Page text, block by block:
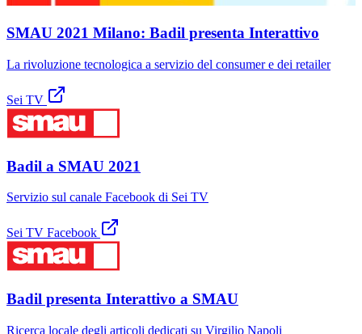
SMAU 2021 Milano: Badil presenta Interattivo
La rivoluzione tecnologica a servizio del consumer e dei retailer
Sei TV
Badil a SMAU 2021
Servizio sul canale Facebook di Sei TV
Sei TV Facebook
Badil presenta Interattivo a SMAU
Ricerca locale degli articoli dedicati su Virgilio Napoli